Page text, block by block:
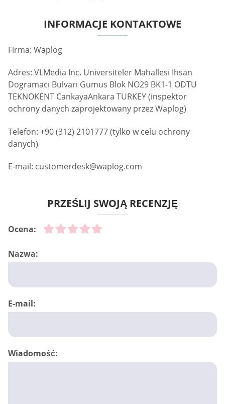
INFORMACJE KONTAKTOWE
Firma: Waplog
Adres: VLMedia Inc. Universiteler Mahallesi Ihsan
Dogramacı Bulvarı Gumus Blok NO29 BK1-1 ODTU
TEKNOKENT CankayaAnkara TURKEY (inspektor
ochrony danych zaprojektowany przez Waplog)
Telefon: +90 (312) 2101777 (tylko w celu ochrony
danych)
E-mail: customerdesk@waplog.com
PRZEŚLIJ SWOJĄ RECENZJĘ
Ocena:
Nazwa:
E-mail:
Wiadomość: